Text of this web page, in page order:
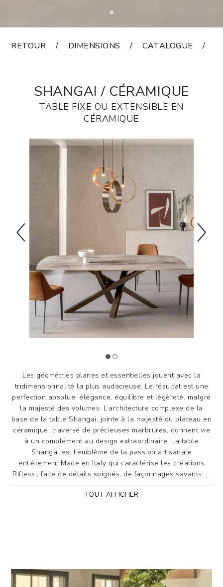
RETOUR DIMENSIONS CATALOGUE
SHANGAI / CÉRAMIQUE
TABLE FIXE OU EXTENSIBLE EN
CÉRAMIQUE
Les géométries planes et essentielles jouent avec la
tridimensionnalité la plus audacieuse. Le résultat est une
perfection absolue: élégance, équilibre et légèreté, malgré
la majesté des volumes. L’architecture complexe de la
base de la table Shangai, jointe à la majesté du plateau en
céramique, traversé de précieuses marbrures, donnent vie
à un complément au design extraordinaire. La table
Shangai est l’emblème de la passion artisanale
entièrement Made en Italy qui caractérise les créations
Riflessi, faite de détails soignés, de façonnages savants et
de respect pour les matériaux, tous de très grande qualité.
les finitions indiquées ci-dessous.
TOUT AFFICHER